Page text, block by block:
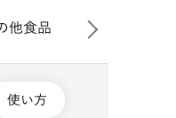
他食品
使い方